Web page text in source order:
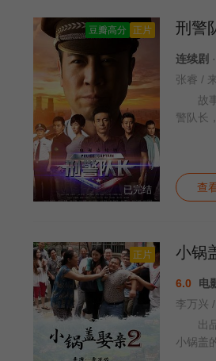
豆瓣高分 正片
已完结
刑警
连续剧
故事
警队长
查
正片 小锅
6.0 电
李万兴
出品
小锅盖